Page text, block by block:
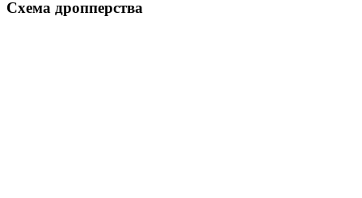
Схема дропперства